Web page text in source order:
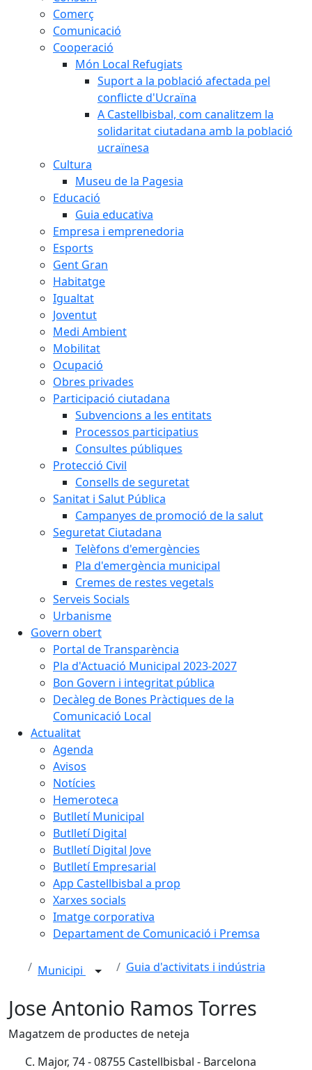
Comerç
Comunicació
Cooperació
Món Local Refugiats
Suport a la població afectada pel
conflicte d'Ucraïna
A Castellbisbal, com canalitzem la
solidaritat ciutadana amb la població
ucraïnesa
Cultura
Museu de la Pagesia
Educació
Guia educativa
Empresa i emprenedoria
Esports
Gent Gran
Habitatge
Igualtat
Joventut
Medi Ambient
Mobilitat
Ocupació
Obres privades
Participació ciutadana
Subvencions a les entitats
Processos participatius
Consultes públiques
Protecció Civil
Consells de seguretat
Sanitat i Salut Pública
Campanyes de promoció de la salut
Seguretat Ciutadana
Telèfons d'emergències
Pla d'emergència municipal
Cremes de restes vegetals
Serveis Socials
Urbanisme
Govern obert
Portal de Transparència
Pla d'Actuació Municipal 2023-2027
Bon Govern i integritat pública
Decàleg de Bones Pràctiques de la
Comunicació Local
Actualitat
Agenda
Avisos
Notícies
Hemeroteca
Butlletí Municipal
Butlletí Digital
Butlletí Digital Jove
Butlletí Empresarial
App Castellbisbal a prop
Xarxes socials
Imatge corporativa
Departament de Comunicació i Premsa
Municipi Guia d'activitats i indústria
Jose Antonio Ramos Torres
Magatzem de productes de neteja
C. Major, 74 - 08755 Castellbisbal - Barcelona